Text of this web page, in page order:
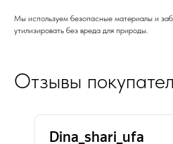
Мы используем безопасные материалы и
утилизировать без вреда для природы.
Отзывы